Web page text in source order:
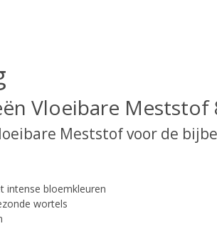
Vloeibare Meststof
Meststof voor de
intense bloemkleuren
wortels